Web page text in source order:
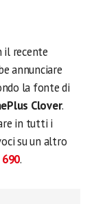
il recente
annunciare
la fonte di
Clover.
in tutti i
su un altro
.